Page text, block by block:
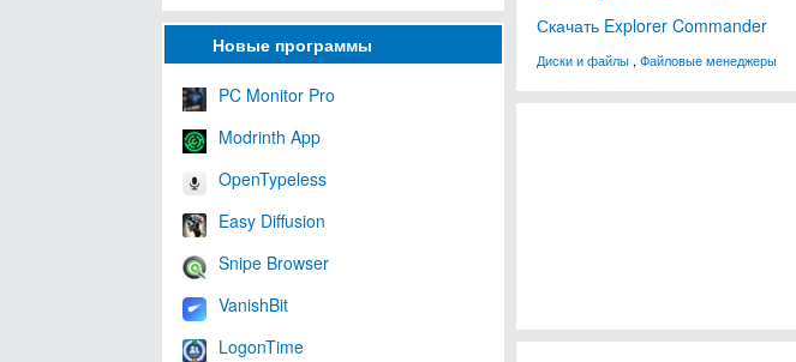
Новые программы
PC Monitor Pro
Modrinth App
OpenTypeless
Easy Diffusion
Snipe Browser
VanishBit
LogonTime
Скачать Explorer Commander
Диски и файлы , Файловые менеджеры